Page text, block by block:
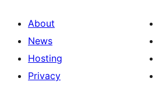
About
News
Hosting
Privacy